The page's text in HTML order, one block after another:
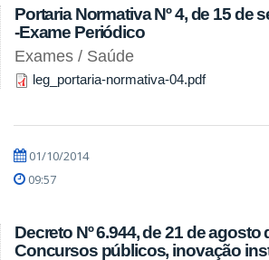
Portaria Normativa Nº 4, de 15 de
-Exame Periódico
Exames / Saúde
leg_portaria-normativa-04.pdf
01/10/2014
09:57
Decreto Nº 6.944, de 21 de agosto
Concursos públicos, inovação